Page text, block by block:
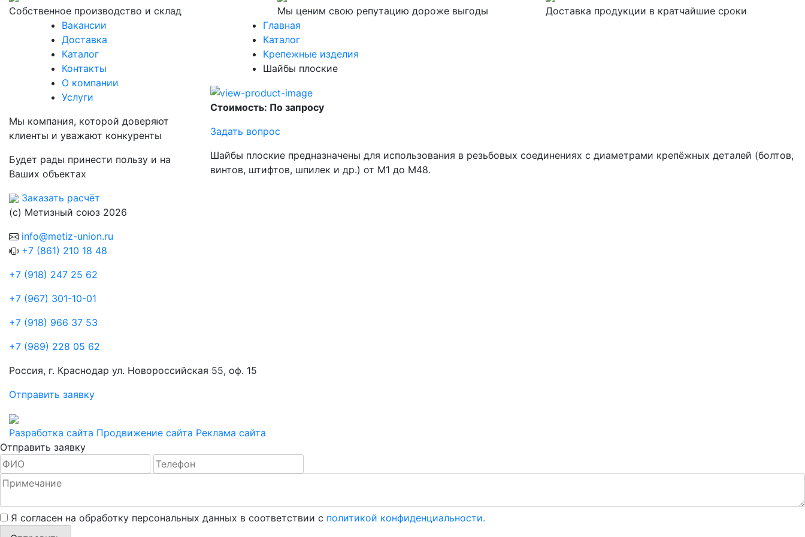
Собственное производство и склад Мы ценим свою репутацию дороже выгоды
Доставка продукции в кратчайшие сроки
Вакансии
Доставка
Каталог
Контакты
О компании
Услуги
Мы компания, которой доверяют
клиенты и уважают конкуренты
Будет рады принести пользу и на
Ваших объектах
Заказать расчёт
Главная
Каталог
Крепежные изделия
Шайбы плоские
Стоимость: По запросу
Задать вопрос
Шайбы плоские предназначены для использования в резьбовых соединениях с диаметрами крепёжных деталей (болтов,
винтов, штифтов, шпилек и др.) от М1 до М48.
(с) Метизный союз 2026
info@metiz-union.ru
+7 (861) 210 18 48
+7 (918) 247 25 62
+7 (967) 301-10-01
+7 (918) 966 37 53
+7 (989) 228 05 62
Россия, г. Краснодар ул. Новороссийская 55, оф. 15
Отправить заявку
Разработка сайта Продвижение сайта Реклама сайта
Отправить заявку
Я согласен на обработку персональных данных в соответствии с политикой конфиденциальности.